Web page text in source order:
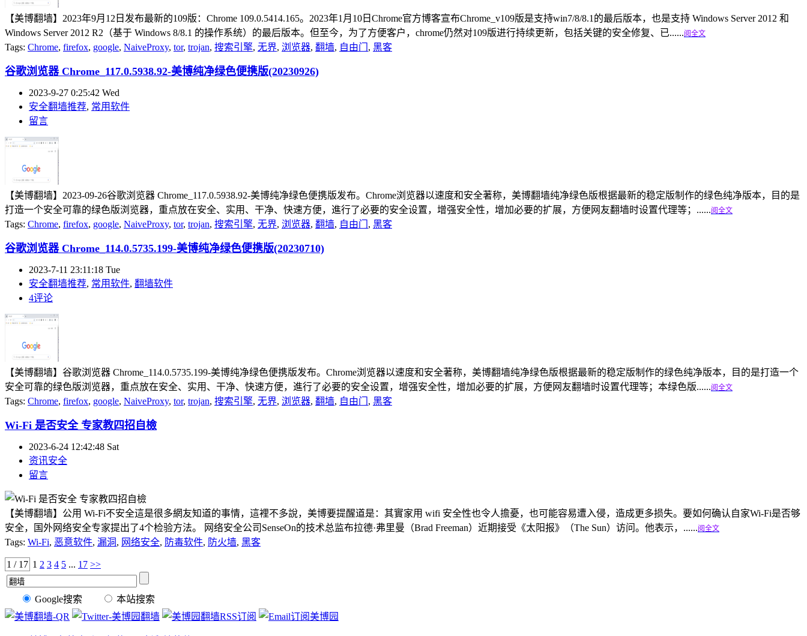
【美博翻墙】2023年9月12日发布最新的109版：Chrome 109.0.5414.165。2023年1月10日Chrome官方博客宣布Chrome_v109版是支持win7/8/8.1的最后版本，也是支持 Windows Server 2012 和
Windows Server 2012 R2（基于 Windows 8/8.1 的操作系统）的最后版本。但至今，为了方便客户，chrome仍然对109版进行持续更新，包括关键的安全修复、已......阅全文
Tags: Chrome, firefox, google, NaiveProxy, tor, trojan, 搜索引擎, 无界, 浏览器, 翻墙, 自由门 , 黑客
谷歌浏览器 Chrome_117.0.5938.92-美博纯净绿色便携版(20230926)
2023-9-27 0:25:42 Wed
安全翻墙推荐, 常用软件
留言
【美博翻墙】2023-09-26谷歌浏览器 Chrome_117.0.5938.92-美博纯净绿色便携版发布。Chrome浏览器以速度和安全著称，美博翻墙纯净绿色版根据最新的稳定版制作的绿色纯净版本，目的是
打造一个安全可靠的绿色版浏览器，重点放在安全、实用、干净、快速方便，進行了必要的安全设置，增强安全性，增加必要的扩展，方便网友翻墙时设置代理等；......阅全文
Tags: Chrome, firefox, google, NaiveProxy, tor, trojan, 搜索引擎, 无界, 浏览器, 翻墙, 自由门 , 黑客
谷歌浏览器 Chrome_114.0.5735.199-美博纯净绿色便携版(20230710)
2023-7-11 23:11:18 Tue
安全翻墙推荐, 常用软件, 翻墙软件
4评论
【美博翻墙】谷歌浏览器 Chrome_114.0.5735.199-美博纯净绿色便携版发布。Chrome浏览器以速度和安全著称，美博翻墙纯净绿色版根据最新的稳定版制作的绿色纯净版本，目的是打造一个
安全可靠的绿色版浏览器，重点放在安全、实用、干净、快速方便，進行了必要的安全设置，增强安全性，增加必要的扩展，方便网友翻墙时设置代理等；本绿色版......阅全文
Tags: Chrome, firefox, google, NaiveProxy, tor, trojan, 搜索引擎, 无界, 浏览器, 翻墙, 自由门 , 黑客
Wi-Fi 是否安全 专家教四招自檢
2023-6-24 12:42:48 Sat
资讯安全
留言
【美博翻墙】公用 Wi-Fi不安全這是很多網友知道的事情，這裡不多說，美博要提醒道是：其實家用 wifi 安全性也令人擔憂，也可能容易遭入侵，造成更多损失。要如何确认自家Wi-Fi是否够
安全，国外网络安全专家提出了4个检验方法。 网络安全公司SenseOn的技术总监布拉德·弗里曼（Brad Freeman）近期接受《太阳报》（The Sun）访问。他表示，......阅全文
Tags: Wi-Fi, 恶意软件, 漏洞 , 网络安全, 防毒软件, 防火墙, 黑客
1 / 17 1 2 3 4 5 ... 17 >>
Google搜索 本站搜索